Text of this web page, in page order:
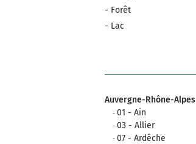
- Forêt
- Lac
Auvergne-Rhône-Alpes
01 - Ain
03 - Allier
07 - Ardêche